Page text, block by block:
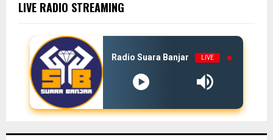
LIVE RADIO STREAMING
Radio Suara Banjar LIVE